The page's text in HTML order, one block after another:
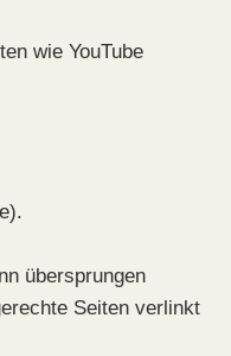
wie YouTube
übersprungen
Seiten verlinkt